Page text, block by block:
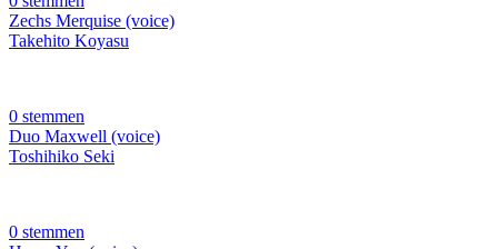
Zechs Merquise (voice)
Takehito Koyasu
0 stemmen
Duo Maxwell (voice)
Toshihiko Seki
0 stemmen